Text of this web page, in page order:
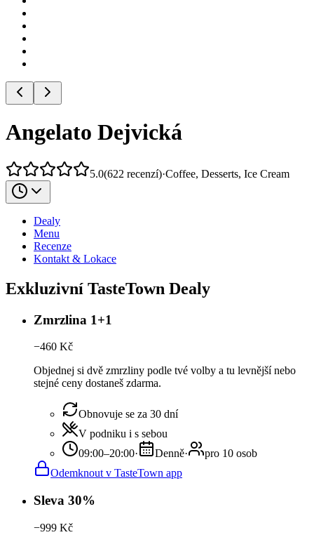
Angelato Dejvická
5.0(622 recenzí)·Coffee, Desserts, Ice Cream
Dealy
Menu
Recenze
Kontakt & Lokace
Exkluzivní TasteTown Dealy
Zmrzlina 1+1
−460 Kč
Objednej si dvě zmrzliny podle tvé volby a tu levnější nebo
stejné ceny dostaneš zdarma.
Obnovuje se za 30 dní
V podniku i s sebou
09:00–20:00· Denně·
pro 10 osob
Odemknout v TasteTown app
Sleva 30%
−999 Kč